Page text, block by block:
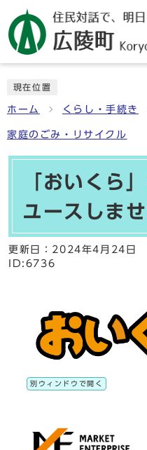
現在位置
ホーム くらし・手続き
家庭のごみ・リサイクル
「おいくら
ユースしま
更新日： 2024年4月24日
ID:6736
別ウィンドウで開く